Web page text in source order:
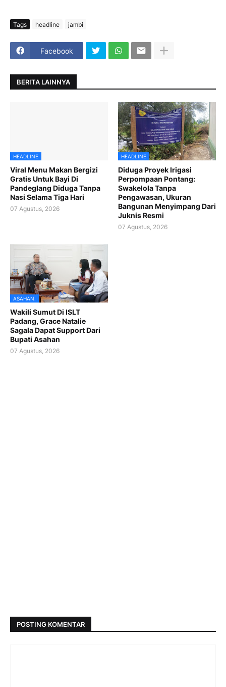
Tags headline jambi
Facebook
BERITA LAINNYA
HEADLINE
Viral Menu Makan Bergizi
Gratis Untuk Bayi Di
Pandeglang Diduga Tanpa
Nasi Selama Tiga Hari
07 Agustus, 2026
HEADLINE
Diduga Proyek Irigasi
Perpompaan Pontang:
Swakelola Tanpa
Pengawasan, Ukuran
Bangunan Menyimpang Dari
Juknis Resmi
07 Agustus, 2026
ASAHAN.
Wakili Sumut Di ISLT
Padang, Grace Natalie
Sagala Dapat Support Dari
Bupati Asahan
07 Agustus, 2026
POSTING KOMENTAR